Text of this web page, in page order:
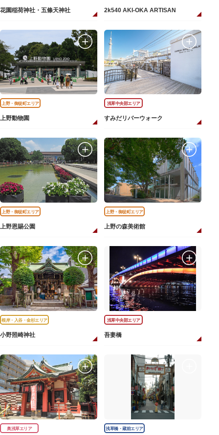
花園稲荷神社・五條天神社 2k540 AKI-OKA ARTISAN
上野・御徒町エリア
上野動物園
浅草中央部エリア
すみだリバーウォーク
上野・御徒町エリア
上野恩賜公園
上野・御徒町エリア
上野の森美術館
根岸・入谷・金杉エリア
小野照崎神社
浅草中央部エリア
吾妻橋
奥浅草エリア 浅草橋・蔵前エリア